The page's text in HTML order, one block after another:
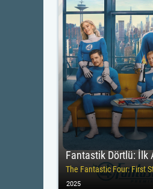
Fantastik Dörtlü: İlk
The Fantastic Four: First
2025